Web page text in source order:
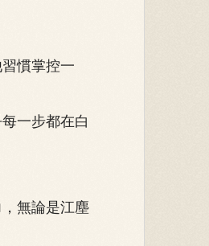
慣掌控一
一步都在白
無論是江塵